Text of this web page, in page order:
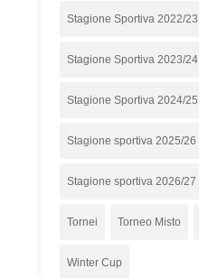
Stagione Sportiva 2022/23
Stagione Sportiva 2023/24
Stagione Sportiva 2024/25
Stagione sportiva 2025/26
Stagione sportiva 2026/27
Tornei Torneo Misto
Winter Cup